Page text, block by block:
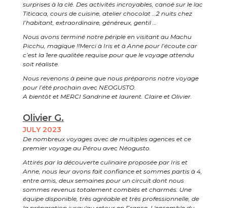
surprises à la clé. Des activités incroyables, canoë sur le lac
Titicaca, cours de cuisine, atelier chocolat …2 nuits chez
l’habitant, extraordinaire, généreux, gentil …
Nous avons terminé notre périple en visitant au Machu
Picchu, magique !!Merci à Iris et à Anne pour l’écoute car
c’est la 1ere qualitée requise pour que le voyage attendu
soit réaliste.
Nous revenons à peine que nous préparons notre voyage
pour l’été prochain avec NEOGUSTO.
A bientôt et MERCI Sandrine et laurent. Claire et Olivier.
Olivier G.
JULY 2023
De nombreux voyages avec de multiples agences et ce
premier voyage au Pérou avec Néogusto.
Attirés par la découverte culinaire proposée par Iris et
Anne, nous leur avons fait confiance et sommes partis à 4,
entre amis, deux semaines pour un circuit dont nous
sommes revenus totalement comblés et charmés. Une
équipe disponible, très agréable et très professionnelle, de